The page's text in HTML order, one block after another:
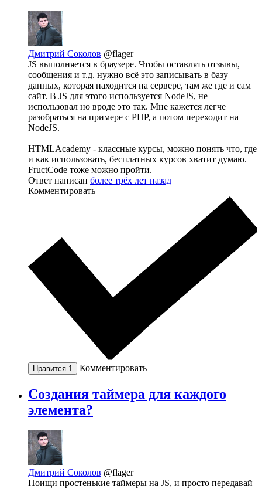
Дмитрий Соколов @flager
JS выполняется в браузере. Чтобы оставлять отзывы,
сообщения и т.д. нужно всё это записывать в базу
данных, которая находится на сервере, там же где и сам
сайт. В JS для этого используется NodeJS, не
использовал но вроде это так. Мне кажется легче
разобраться на примере с PHP, а потом переходит на
NodeJS.
HTMLAcademy - классные курсы, можно понять что, где
и как использовать, бесплатных курсов хватит думаю.
FructCode тоже можно пройти.
Ответ написан более трёх лет назад
Комментировать
Нравится 1 Комментировать
Создания таймера для каждого
элемента?
Дмитрий Соколов @flager
Поищи простенькие таймеры на JS, и просто передавай